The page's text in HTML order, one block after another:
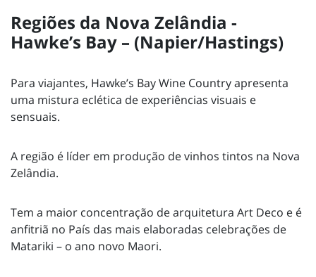
Regiões da Nova Zelândia -
Hawke’s Bay – (Napier/Hastings)
Para viajantes, Hawke’s Bay Wine Country apresenta
uma mistura eclética de experiências visuais e
sensuais.
A região é líder em produção de vinhos tintos na Nova
Zelândia.
Tem a maior concentração de arquitetura Art Deco e é
anfitriã no País das mais elaboradas celebrações de
Matariki – o ano novo Maori.